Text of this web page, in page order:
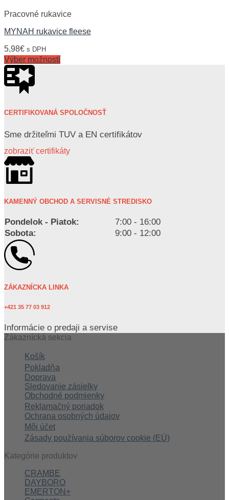
Pracovné rukavice
MYNAH rukavice fleese
5,98€ s DPH
Výber možností
CERTIFIKOVANÁ SPOLOČNOSŤ
Sme držiteľmi TUV a EN certifikátov
zobraziť certifikáty
KAMENNÝ OBCHOD A SERVISNÉ STREDISKO
Pondelok - Piatok:
7:00 - 16:00
Sobota:
9:00 - 12:00
ZÁKAZNÍCKA LINKA
+421 35 77 03 912
Informácie o predaji a servise
Zákaznícká sekcia
Košík
Pokladňa
Doprava
Sledovanie zásielky
Obchodné podmienky
Reklamačný poriadok
Ochrana osobných údajov
Môj účet
Zásady používania súborov cookie (EÚ)
Kategórie produktov
CRAMBE
DAYBORO
EMERTON+